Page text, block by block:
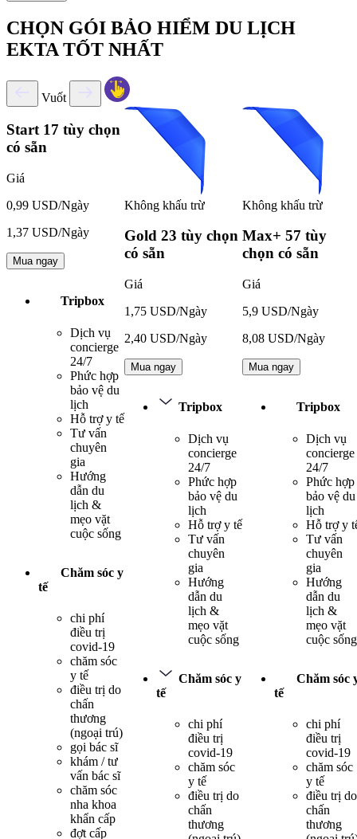
CHỌN GÓI BẢO HIỂM DU LỊCH
EKTA TỐT NHẤT
Vuốt
Start 17 tùy chọn
có sẵn
Giá
0,99 USD/Ngày
1,37 USD/Ngày
Mua ngay
Tripbox
Dịch vụ
concierge
24/7
Phức hợp
bảo vệ du
lịch
Hỗ trợ y tế
Tư vấn
chuyên
gia
Hướng
dẫn du
lịch &
mẹo vặt
cuộc sống
Chăm sóc y
tế
chi phí
điều trị
covid-19
chăm sóc
y tế
điều trị do
chấn
thương
(ngoại trú)
gọi bác sĩ
khám / tư
vấn bác sĩ
chăm sóc
nha khoa
khẩn cấp
đợt cấp
Không khấu trừ
Gold 23 tùy chọn
có sẵn
Giá
1,75 USD/Ngày
2,40 USD/Ngày
Mua ngay
Tripbox
Dịch vụ
concierge
24/7
Phức hợp
bảo vệ du
lịch
Hỗ trợ y tế
Tư vấn
chuyên
gia
Hướng
dẫn du
lịch &
mẹo vặt
cuộc sống
Chăm sóc y
tế
chi phí
điều trị
covid-19
chăm sóc
y tế
điều trị do
chấn
thương
Không khấu trừ
Max+ 57 tùy
chọn có sẵn
Giá
5,9 USD/Ngày
8,08 USD/Ngày
Mua ngay
Tripbox
Dịch vụ
concierge
24/7
Phức hợp
bảo vệ du
lịch
Hỗ trợ y
Tư vấn
chuyên
gia
Hướng
dẫn du
lịch &
mẹo vặt
cuộc sống
Chăm sóc
tế
chi phí
điều trị
covid-19
chăm sóc
y tế
điều trị do
chấn
thương